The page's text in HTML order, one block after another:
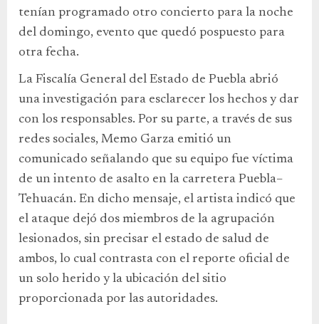
tenían programado otro concierto para la noche
del domingo, evento que quedó pospuesto para
otra fecha.
La Fiscalía General del Estado de Puebla abrió
una investigación para esclarecer los hechos y dar
con los responsables. Por su parte, a través de sus
redes sociales, Memo Garza emitió un
comunicado señalando que su equipo fue víctima
de un intento de asalto en la carretera Puebla–
Tehuacán. En dicho mensaje, el artista indicó que
el ataque dejó dos miembros de la agrupación
lesionados, sin precisar el estado de salud de
ambos, lo cual contrasta con el reporte oficial de
un solo herido y la ubicación del sitio
proporcionada por las autoridades.